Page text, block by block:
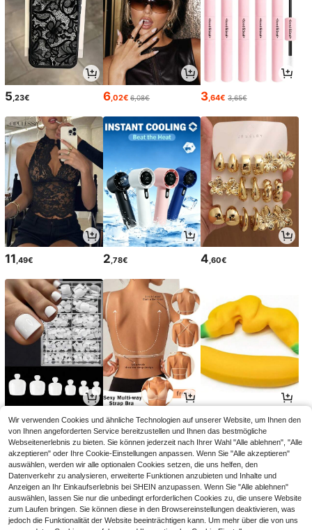
5,23€ 6,02€ 6,08€ 3,64€ 3,65€
11 ,49€ 2 ,78€ 4 ,60€
4,04€ 7,49€ 5,58€
Wir verwenden Cookies und ähnliche Technologien auf unserer Website, um Ihnen den
von Ihnen angeforderten Service bereitzustellen und Ihnen das bestmögliche
Webseitenerlebnis zu bieten. Sie können jederzeit nach Ihrer Wahl "Alle ablehnen", "Alle
akzeptieren" oder Ihre Cookie-Einstellungen anpassen. Wenn Sie "Alle akzeptieren"
auswählen, werden wir alle optionalen Cookies setzen, die uns helfen, den
Datenverkehr zu analysieren, erweiterte Funktionen anzubieten und Inhalte und
Anzeigen an Ihr Einkaufserlebnis bei SHEIN anzupassen. Wenn Sie "Alle ablehnen"
auswählen, lassen Sie nur die unbedingt erforderlichen Cookies zu, die unsere Website
zum Laufen bringen. Sie können diese in den Browsereinstellungen deaktivieren, was
jedoch die Funktionalität der Website beeinträchtigen kann. Um mehr über die von uns